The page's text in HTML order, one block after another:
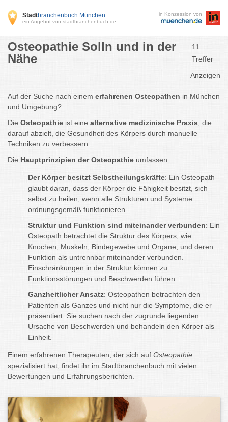
Stadtbranchenbuch München
ein Angebot von stadtbranchenbuch.de
in Konzession von
Osteopathie Solln und in der
Nähe
11
Treffer
Anzeigen
Auf der Suche nach einem erfahrenen Osteopathen in München
und Umgebung?
Die Osteopathie ist eine alternative medizinische Praxis , die
darauf abzielt, die Gesundheit des Körpers durch manuelle
Techniken zu verbessern.
Die Hauptprinzipien der Osteopathie umfassen:
Der Körper besitzt Selbstheilungskräfte: Ein Osteopath
glaubt daran, dass der Körper die Fähigkeit besitzt, sich
selbst zu heilen, wenn alle Strukturen und Systeme
ordnungsgemäß funktionieren.
Struktur und Funktion sind miteinander verbunden: Ein
Osteopath betrachtet die Struktur des Körpers, wie
Knochen, Muskeln, Bindegewebe und Organe, und deren
Funktion als untrennbar miteinander verbunden.
Einschränkungen in der Struktur können zu
Funktionsstörungen und Beschwerden führen.
Ganzheitlicher Ansatz: Osteopathen betrachten den
Patienten als Ganzes und nicht nur die Symptome, die er
präsentiert. Sie suchen nach der zugrunde liegenden
Ursache von Beschwerden und behandeln den Körper als
Einheit.
Einem erfahrenen Therapeuten, der sich auf Osteopathie
spezialisiert hat, findet ihr im Stadtbranchenbuch mit vielen
Bewertungen und Erfahrungsberichten.